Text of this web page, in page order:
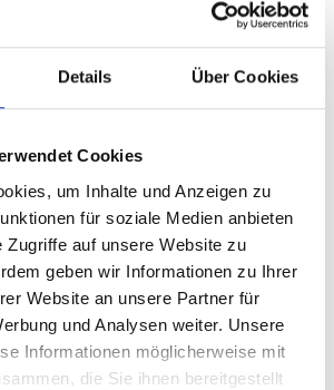
Details Über Cookies
Cookies
um Inhalte und Anzeigen zu
für soziale Medien anbieten
Zugriffe auf unsere Website zu
geben wir Informationen zu Ihrer
Website an unsere Partner für
und Analysen weiter. Unsere
Informationen möglicherweise mit
die Sie ihnen bereitgestellt
Höfewanderung
Tisen
Schnals